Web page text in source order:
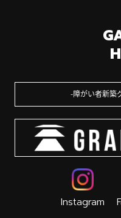
障がい者新築
Instagram